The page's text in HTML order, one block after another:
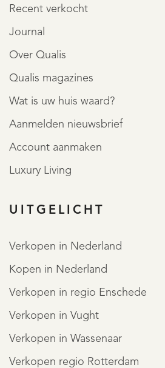
Recent verkocht
Journal
Over Qualis
Qualis magazines
Wat is uw huis waard?
Aanmelden nieuwsbrief
Account aanmaken
Luxury Living
UITGELICHT
Verkopen in Nederland
Kopen in Nederland
Verkopen in regio Enschede
Verkopen in Vught
Verkopen in Wassenaar
Verkopen regio Rotterdam